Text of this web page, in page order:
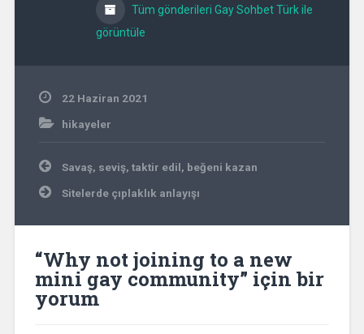
Tüm gönderileri Gay Sohbet Türk ile
görüntüle
22 Haziran 2021
hikayeler
Yazı
gezinmesi
Savaş, seviş, taktir edil, beğeni kazan
Sitelerde çıplaklık anlayışı
“Why not joining to a new
mini gay community” için bir
yorum